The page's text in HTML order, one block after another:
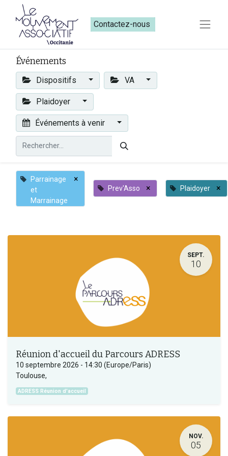
Contactez-nous​​
Événements
Dispositifs VA
Plaidoyer
Événements à venir
Parrainage
et
Marrainage
×
Prev'Asso × Plaidoyer ×
SEPT.
10
Réunion d'accueil du Parcours ADRESS
10 septembre 2026 - 14:30 (Europe/Paris)
Toulouse,
ADRESS Réunion d'accueil
NOV.
05